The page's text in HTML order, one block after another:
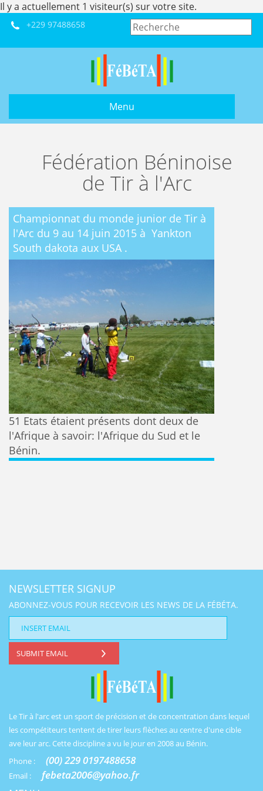
Il y a actuellement 1 visiteur(s) sur votre site.
+229 97488658
Menu
Fédération Béninoise
de Tir à l'Arc
Championnat du monde junior de Tir à
l'Arc du 9 au 14 juin 2015 à Yankton
South dakota aux USA .
51 Etats étaient présents dont deux de
l'Afrique à savoir: l'Afrique du Sud et le
Bénin.
NEWSLETTER SIGNUP
ABONNEZ-VOUS POUR RECEVOIR LES NEWS DE LA FÉBÉTA.
SUBMIT EMAIL
Le Tir à l'arc est un sport de précision et de concentration dans lequel
les compétiteurs tentent de tirer leurs flèches au centre d'une cible
ave leur arc. Cette discipline a vu le jour en 2008 au Bénin.
Phone : (00) 229 0197488658
Email : febeta2006@yahoo.fr